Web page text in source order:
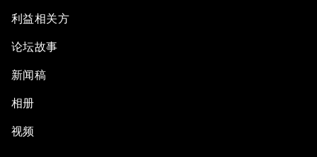
利益相关方
论坛故事
新闻稿
相册
视频